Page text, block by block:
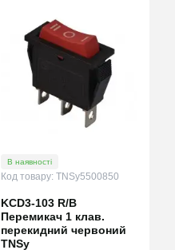
В наявності
Код товару: TNSy5500850
KCD3-103 R/B
Перемикач 1 клав.
перекидний червоний
TNSy